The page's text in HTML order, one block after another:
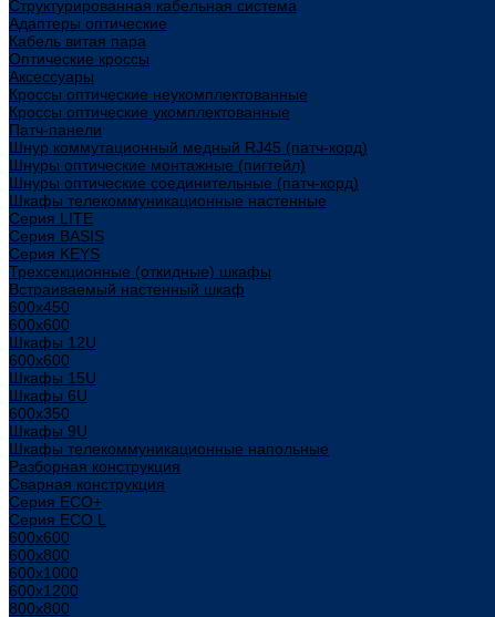
Структурированная кабельная система
Адаптеры оптические
Кабель витая пара
Оптические кроссы
Аксессуары
Кроссы оптические неукомплектованные
Кроссы оптические укомплектованные
Патч-панели
Шнур коммутационный медный RJ45 (патч-корд)
Шнуры оптические монтажные (пигтейл)
Шнуры оптические соединительные (патч-корд)
Шкафы телекоммуникационные настенные
Cерия LITE
Cерия BASIS
Cерия KEYS
Трехсекционные (откидные) шкафы
Встраиваемый настенный шкаф
600x450
600x600
Шкафы 12U
600x600
Шкафы 15U
Шкафы 6U
600x350
Шкафы 9U
Шкафы телекоммуникационные напольные
Разборная конструкция
Сварная конструкция
Серия ECO+
Серия ECO L
600x600
600x800
600х1000
600х1200
800x800